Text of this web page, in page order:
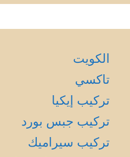
الكويت
تاكسي
تركيب إيكيا
تركيب جبس بورد
تركيب سيراميك